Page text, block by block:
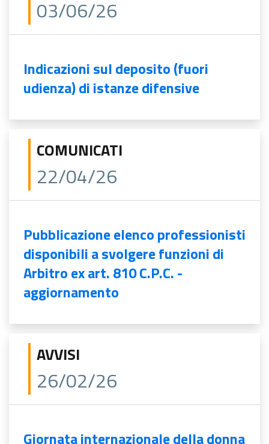
03/06/26
Indicazioni sul deposito (fuori
udienza) di istanze difensive
COMUNICATI
22/04/26
Pubblicazione elenco professionisti
disponibili a svolgere funzioni di
Arbitro ex art. 810 C.P.C. -
aggiornamento
AVVISI
26/02/26
Giornata internazionale della donna